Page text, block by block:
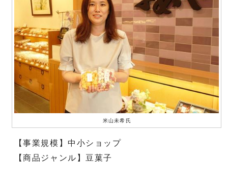
米山未希氏
【事業規模】中小ショップ
【商品ジャンル】豆菓子